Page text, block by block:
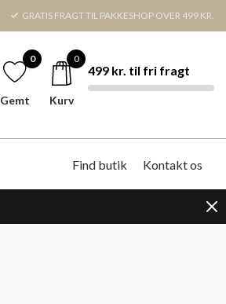
GRATIS FRAGT TIL PAKKESHOP OVER 499 KR.
0
Gemt
0
Kurv
499 kr. til fri fragt
Find butik Kontakt os